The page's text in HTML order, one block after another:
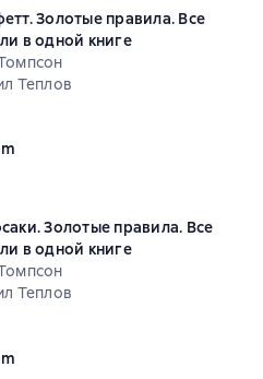
Золотые правила. Все
в одной книге
Теплов
рейтинг 0 на основе 0 оценок
Золотые правила. Все
в одной книге
Теплов
рейтинг 0 на основе 0 оценок